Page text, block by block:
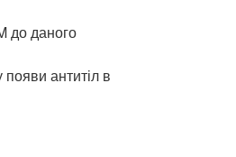
до даного
появи антитіл в